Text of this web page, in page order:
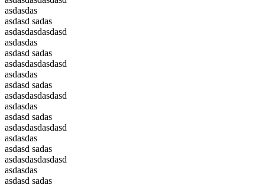
asdasdas
asdasd sadas
asdasdasdasdasd
asdasdas
asdasd sadas
asdasdasdasdasd
asdasdas
asdasd sadas
asdasdasdasdasd
asdasdas
asdasd sadas
asdasdasdasdasd
asdasdas
asdasd sadas
asdasdasdasdasd
asdasdas
asdasd sadas